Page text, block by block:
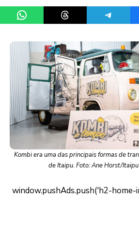
Share on WhatsAppShare on ThreadsShare
Kombi era uma das principais formas de
de Itaipu. Foto: Ane Horst/